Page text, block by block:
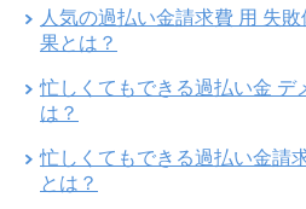
人気の過払い金請求費 用 失
果とは？
忙しくてもできる過払い金 デ
は？
忙しくてもできる過払い金請
とは？